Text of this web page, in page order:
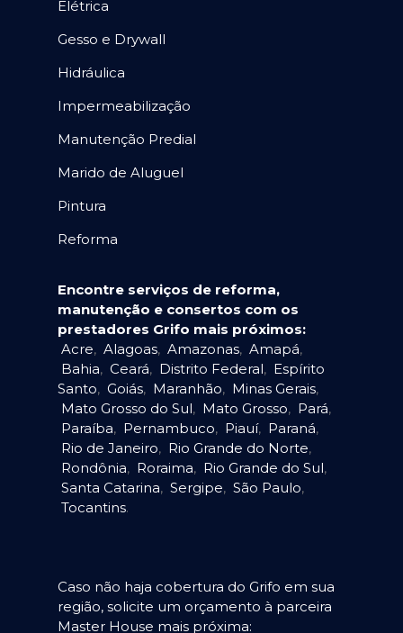
Elétrica
Gesso e Drywall
Hidráulica
Impermeabilização
Manutenção Predial
Marido de Aluguel
Pintura
Reforma
Encontre serviços de reforma,
manutenção e consertos com os
prestadores Grifo mais próximos:
Acre, Alagoas, Amazonas, Amapá,
Bahia, Ceará, Distrito Federal, Espírito
Santo, Goiás, Maranhão, Minas Gerais,
Mato Grosso do Sul, Mato Grosso, Pará,
Paraíba, Pernambuco, Piauí, Paraná,
Rio de Janeiro, Rio Grande do Norte,
Rondônia, Roraima, Rio Grande do Sul,
Santa Catarina, Sergipe, São Paulo,
Tocantins.
Caso não haja cobertura do Grifo em sua
região, solicite um orçamento à parceira
Master House mais próxima: